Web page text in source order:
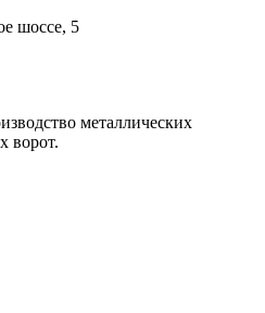
шоссе, 5
металлических
ворот.